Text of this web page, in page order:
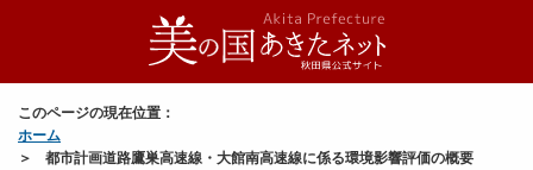
このページの現在位置：
ホーム
都市計画道路鷹巣高速線・大館南高速線に係る環境影響評価の概要